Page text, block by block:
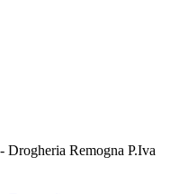
Remogna P.Iva